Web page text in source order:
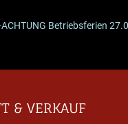
Betriebsferien
& VERKAUF